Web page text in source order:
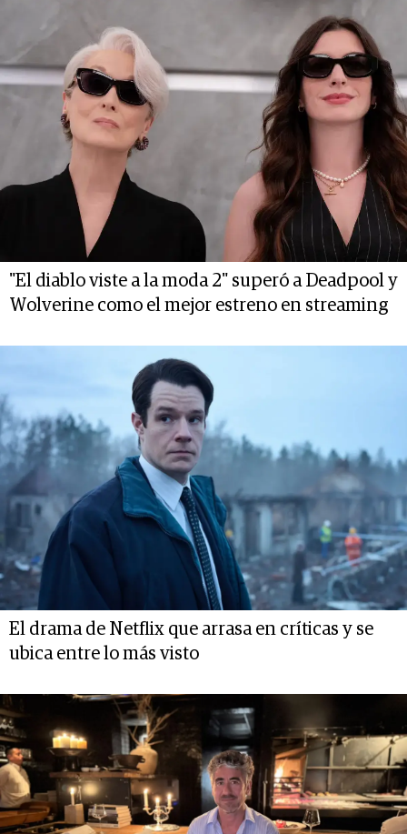
"El diablo viste a la moda 2" superó a Deadpool y
Wolverine como el mejor estreno en streaming
El drama de Netflix que arrasa en críticas y se
ubica entre lo más visto